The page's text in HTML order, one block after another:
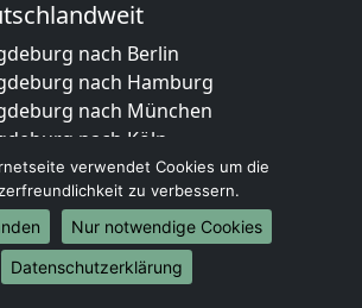
nach Berlin
nach Hamburg
nach München
nach Köln
nach Frankfurt am Main
nach Stuttgart
nach Düsseldorf
nach Leipzig
nach Dortmund
verwendet Cookies um die
zu verbessern.
Nur notwendige Cookies
Datenschutzerklärung